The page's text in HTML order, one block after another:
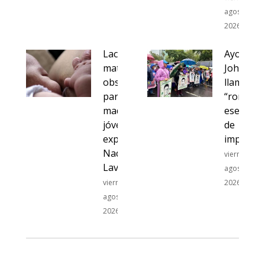
agosto del
2026
Lactancia
materna:
obstáculos
para las
madres
jóvenes,
explica
Nadia
Lavanderos
viernes, 7 de
agosto del
2026
John
llama a
“romper
ese cerco
de
viernes, 7
agosto del
2026